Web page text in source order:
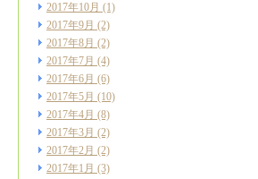
2017年10月 (1)
2017年9月 (2)
2017年8月 (2)
2017年7月 (4)
2017年6月 (6)
2017年5月 (10)
2017年4月 (8)
2017年3月 (2)
2017年2月 (2)
2017年1月 (3)